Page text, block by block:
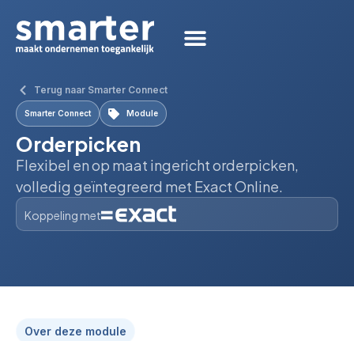
Terug naar Smarter Connect
Smarter Connect Module
Orderpicken
Flexibel en op maat ingericht orderpicken,
volledig geïntegreerd met Exact Online.
Koppeling met
Over deze module